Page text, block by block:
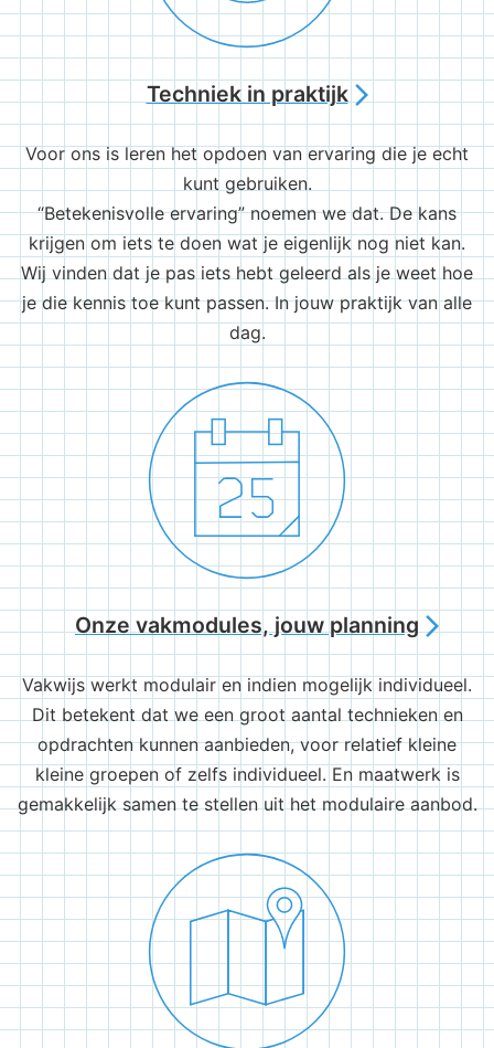
Techniek in praktijkarrow_forward_ios
Voor ons is leren het opdoen van ervaring die je echt
kunt gebruiken.
“Betekenisvolle ervaring” noemen we dat. De kans
krijgen om iets te doen wat je eigenlijk nog niet kan.
Wij vinden dat je pas iets hebt geleerd als je weet hoe
je die kennis toe kunt passen. In jouw praktijk van alle
dag.
Onze vakmodules, jouw planningarrow_forward_ios
Vakwijs werkt modulair en indien mogelijk individueel.
Dit betekent dat we een groot aantal technieken en
opdrachten kunnen aanbieden, voor relatief kleine
kleine groepen of zelfs individueel. En maatwerk is
gemakkelijk samen te stellen uit het modulaire aanbod.